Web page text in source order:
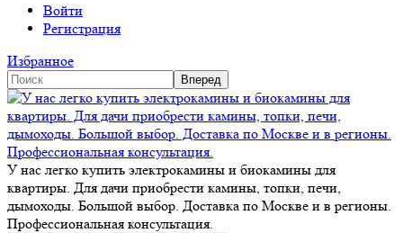
Войти
Регистрация
Избранное
У нас легко купить электрокамины и биокамины для
квартиры. Для дачи приобрести камины, топки, печи,
дымоходы. Большой выбор. Доставка по Москве и в регионы.
Профессиональная консультация.